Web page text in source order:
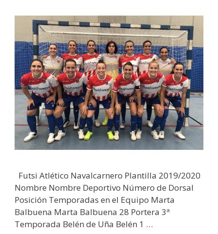
Futsi Atlético Navalcarnero Plantilla 2019/2020
Nombre Nombre Deportivo Número de Dorsal
Posición Temporadas en el Equipo Marta
Balbuena Marta Balbuena 28 Portera 3ª
Temporada Belén de Uña Belén 1 …